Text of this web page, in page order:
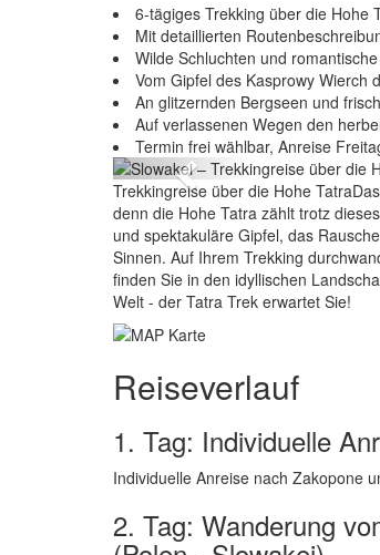
6-tägiges Trekking über die Hohe
Mit detaillierten
Wilde Schluchten und
Vom Gipfel des Kasprowy Wierch
An glitzernden Bergseen und
Auf verlassenen Wegen den
Termin frei wählbar, Anreise
Previous
Trekkingreise über die Hohe
denn die Hohe Tatra zählt trotz
und spektakuläre Gipfel, das
Sinnen. Auf Ihrem Trekking
finden Sie in den idyllischen
Welt - der Tatra Trek erwartet Sie!
Reiseverlauf
1. Tag: Individuelle
Individuelle Anreise nach Zakopone
2. Tag: Wanderung